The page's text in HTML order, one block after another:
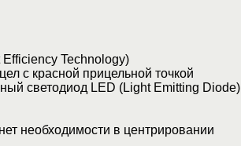
Technology)
с красной прицельной точкой
светодиод LED (Light Emitting Diode)
необходимости в центрировании